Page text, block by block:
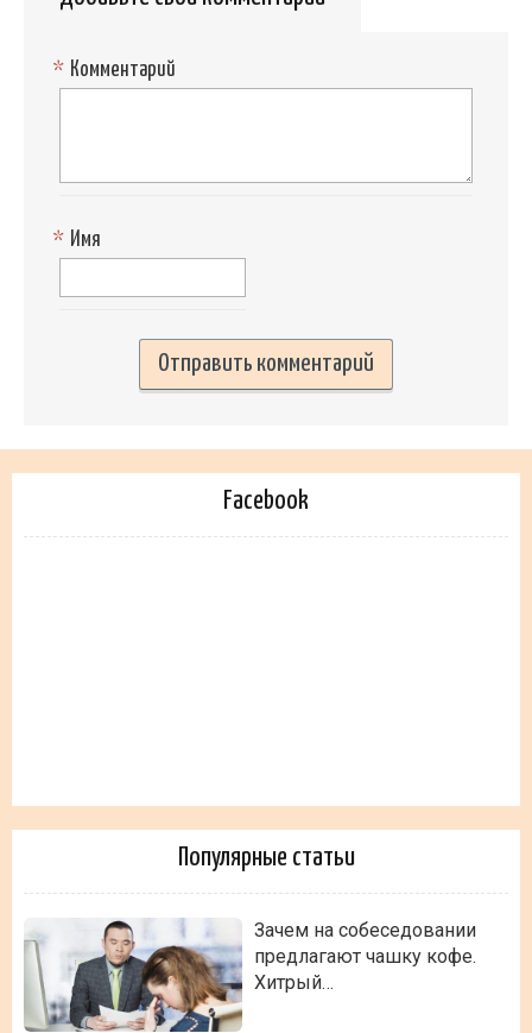
Комментарий
*
Имя
*
Facebook
Популярные статьи
Зачем на собеседовании
предлагают чашку кофе.
Хитрый…